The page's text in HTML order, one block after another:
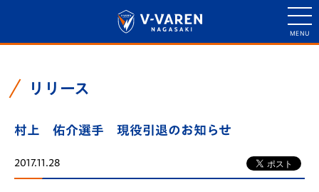
リリース
村上 佑介選手 現役引退のお知らせ
2017.11.28